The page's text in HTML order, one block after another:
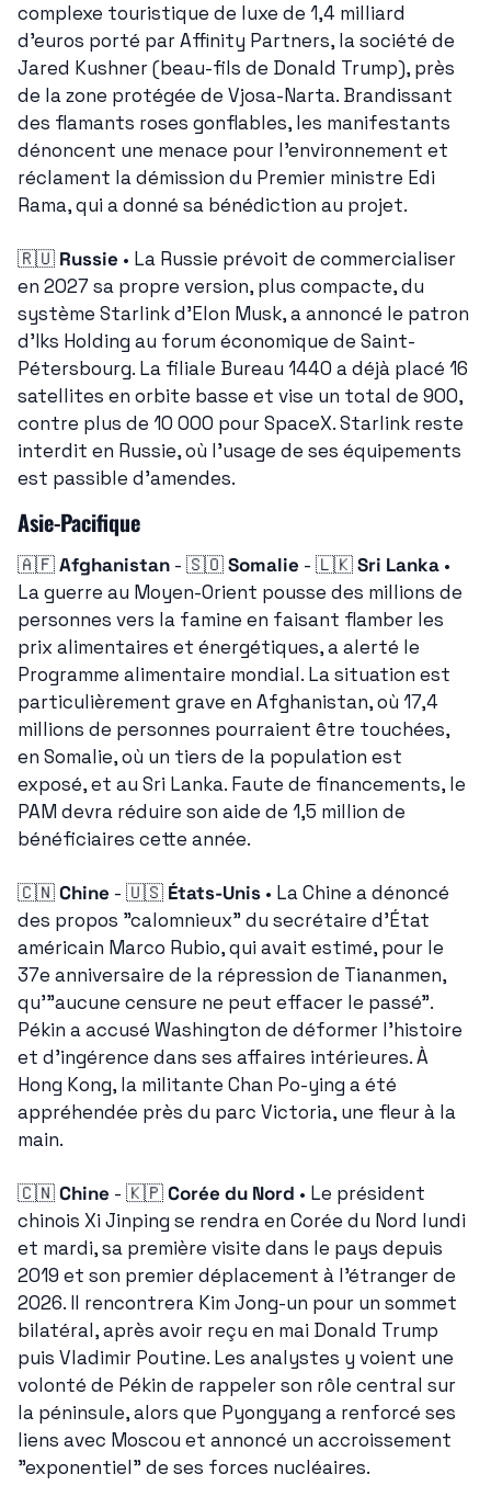
complexe touristique de luxe de 1,4 milliard
d'euros porté par Affinity Partners, la société de
Jared Kushner (beau-fils de Donald Trump), près
de la zone protégée de Vjosa-Narta. Brandissant
des flamants roses gonflables, les manifestants
dénoncent une menace pour l'environnement et
réclament la démission du Premier ministre Edi
Rama, qui a donné sa bénédiction au projet.
🇷🇺 Russie • La Russie prévoit de commercialiser
en 2027 sa propre version, plus compacte, du
système Starlink d'Elon Musk, a annoncé le patron
d'Iks Holding au forum économique de Saint-
Pétersbourg. La filiale Bureau 1440 a déjà placé 16
satellites en orbite basse et vise un total de 900,
contre plus de 10 000 pour SpaceX. Starlink reste
interdit en Russie, où l'usage de ses équipements
est passible d'amendes.
Asie-Pacifique
🇦🇫Afghanistan - 🇸🇴Somalie - 🇱🇰Sri Lanka •
La guerre au Moyen-Orient pousse des millions de
personnes vers la famine en faisant flamber les
prix alimentaires et énergétiques, a alerté le
Programme alimentaire mondial. La situation est
particulièrement grave en Afghanistan, où 17,4
millions de personnes pourraient être touchées,
en Somalie, où un tiers de la population est
exposé, et au Sri Lanka. Faute de financements, le
PAM devra réduire son aide de 1,5 million de
bénéficiaires cette année.
🇨🇳Chine - 🇺🇸 États-Unis • La Chine a dénoncé
des propos "calomnieux" du secrétaire d'État
américain Marco Rubio, qui avait estimé, pour le
37e anniversaire de la répression de Tiananmen,
qu'"aucune censure ne peut effacer le passé".
Pékin a accusé Washington de déformer l'histoire
et d'ingérence dans ses affaires intérieures. À
Hong Kong, la militante Chan Po-ying a été
appréhendée près du parc Victoria, une fleur à la
main.
🇨🇳Chine - 🇰🇵Corée du Nord • Le président
chinois Xi Jinping se rendra en Corée du Nord lundi
et mardi, sa première visite dans le pays depuis
2019 et son premier déplacement à l'étranger de
2026. Il rencontrera Kim Jong-un pour un sommet
bilatéral, après avoir reçu en mai Donald Trump
puis Vladimir Poutine. Les analystes y voient une
volonté de Pékin de rappeler son rôle central sur
la péninsule, alors que Pyongyang a renforcé ses
liens avec Moscou et annoncé un accroissement
"exponentiel" de ses forces nucléaires.